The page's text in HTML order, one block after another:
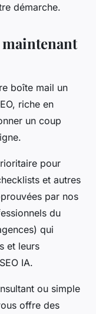
démarche.
boîte mail un
riche en
un coup
pour
et autres
par nos
du
qui
et leurs
IA.
ou simple
offre des